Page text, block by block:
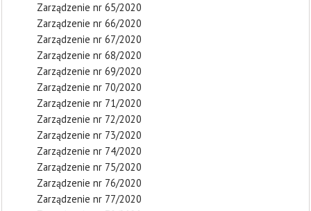
Zarządzenie nr 65/2020
Zarządzenie nr 66/2020
Zarządzenie nr 67/2020
Zarządzenie nr 68/2020
Zarządzenie nr 69/2020
Zarządzenie nr 70/2020
Zarządzenie nr 71/2020
Zarządzenie nr 72/2020
Zarządzenie nr 73/2020
Zarządzenie nr 74/2020
Zarządzenie nr 75/2020
Zarządzenie nr 76/2020
Zarządzenie nr 77/2020